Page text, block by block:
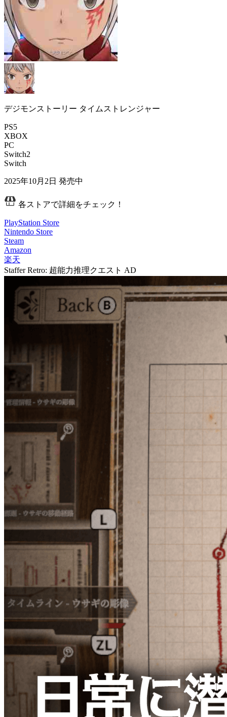
デジモンストーリー タイムストレンジャー
PS5
XBOX
PC
Switch2
Switch
2025年10月2日 発売中
各ストアで詳細をチェック！
PlayStation Store
Nintendo Store
Steam
Amazon
楽天
Staffer Retro: 超能力推理クエスト AD